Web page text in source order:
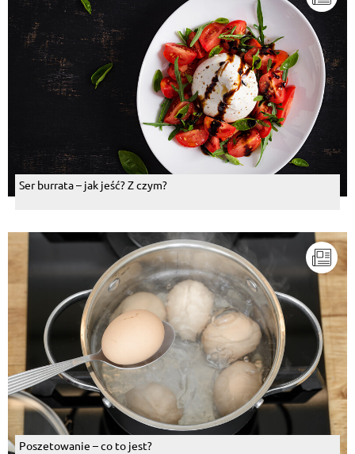
Ser burrata – jak jeść? Z czym?
Poszetowanie – co to jest?